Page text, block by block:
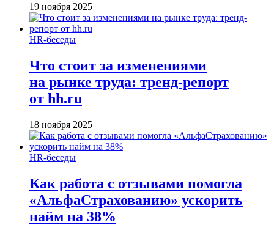
19 ноября 2025
HR-беседы
Что стоит за изменениями
на рынке труда: тренд-репорт
от hh.ru
18 ноября 2025
HR-беседы
Как работа с отзывами помогла
«АльфаСтрахованию» ускорить
найм на 38%